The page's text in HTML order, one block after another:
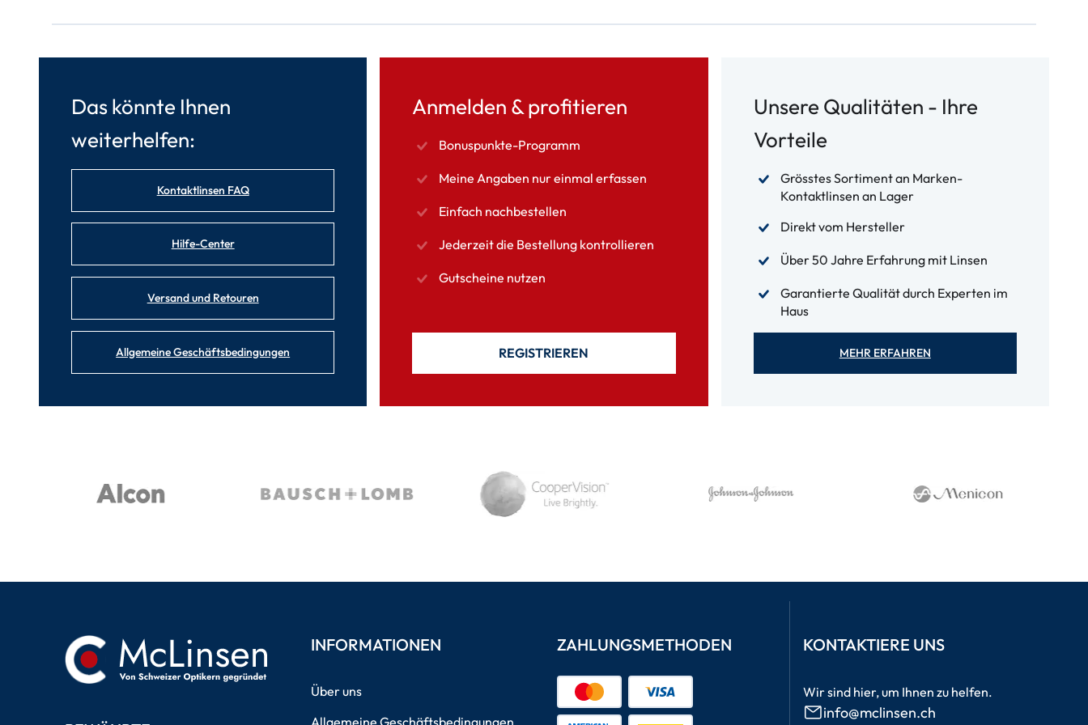
Das könnte Ihnen
weiterhelfen:
Kontaktlinsen FAQ
Hilfe-Center
Versand und Retouren
Allgemeine Geschäftsbedingungen
Anmelden & profitieren
Bonuspunkte-Programm
Meine Angaben nur einmal erfassen
Einfach nachbestellen
Jederzeit die Bestellung kontrollieren
Gutscheine nutzen
REGISTRIEREN
Unsere Qualitäten - Ihre
Vorteile
Grösstes Sortiment an Marken-
Kontaktlinsen an Lager
Direkt vom Hersteller
Über 50 Jahre Erfahrung mit Linsen
Garantierte Qualität durch Experten im
Haus
MEHR ERFAHREN
INFORMATIONEN
Über uns
Allgemeine Geschäftsbedingungen
ZAHLUNGSMETHODEN KONTAKTIERE UNS
Wir sind hier, um Ihnen zu helfen.
info@mclinsen.ch